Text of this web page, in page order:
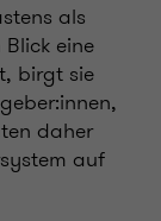
als
eine
birgt sie
daher
auf